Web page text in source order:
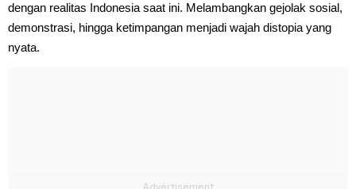
dengan realitas Indonesia saat ini. Melambangkan gejolak sosial,
demonstrasi, hingga ketimpangan menjadi wajah distopia yang
nyata.